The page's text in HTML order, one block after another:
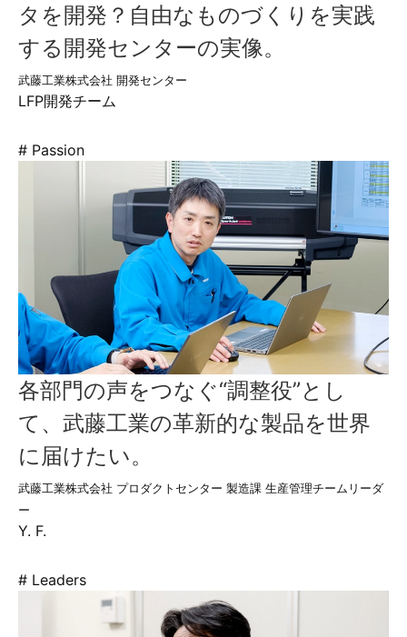
タを開発？自由なものづくりを実践
する開発センターの実像。
武藤工業株式会社 開発センター
LFP開発チーム
# Passion
各部門の声をつなぐ“調整役”とし
て、武藤工業の革新的な製品を世界
に届けたい。
武藤工業株式会社 プロダクトセンター 製造課 生産管理チームリーダ
ー
Y. F.
# Leaders